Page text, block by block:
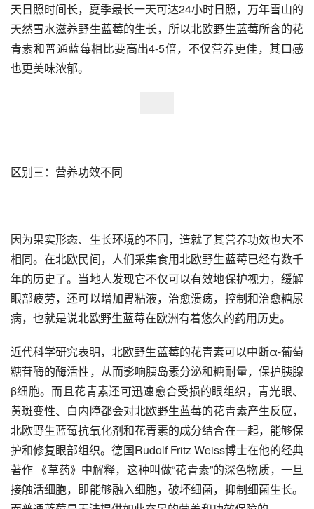
天日照时间长，夏季最长一天可达24小时日照，万年雪山的
天然雪水滋养野生蓝莓的生长，所以北欧野生蓝莓所含的花
青素和普通蓝莓相比要高出4-5倍，不仅营养更佳，其口感
也更美味浓郁。
区别三：营养功效不同
因为果实形态、生长环境的不同，造就了其营养功效也大不
相同。在北欧民间，人们采集食用北欧野生蓝莓已经有数千
年的历史了。当地人发现它不仅可以有效地保护视力，缓解
眼部疲劳，还可以增加胃粘液，治愈溃疡，控制和治愈糖尿
病，也就是说北欧野生蓝莓在欧洲有着悠久的药用历史。
近代科学研究表明，北欧野生蓝莓的花青素可以中断α-葡萄
糖苷酶的酶活性，从而影响胰岛素分泌和糖耐量，保护胰腺
β细胞。而且花青素还可迅速愈合受损的眼组织，青光眼、
黄斑变性、白内障都会对北欧野生蓝莓的花青素产生反应，
北欧野生蓝莓抗氧化剂和花青素的成分结合在一起，能够保
护和修复眼部组织。德国Rudolf Fritz Weiss博士在他的经典
著作 《草药》中解释，这种叫做“花青素”的深色物质，一旦
接触活细胞，即能够融入细胞，破坏细菌，抑制细菌生长。